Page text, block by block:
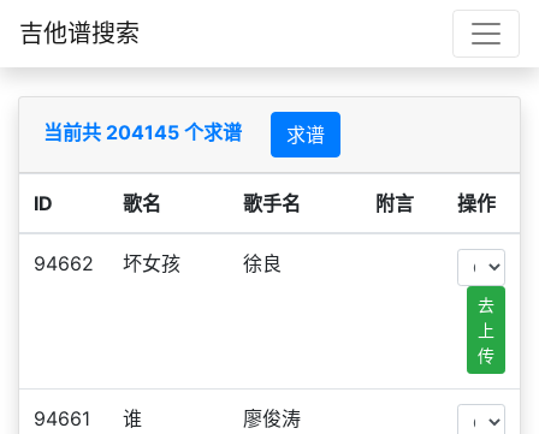
吉他谱搜索
当前共 204145 个求谱 求谱
ID 歌名 歌手名 附言 操作
94662 坏女孩 徐良
去
上
传
94661 谁 廖俊涛